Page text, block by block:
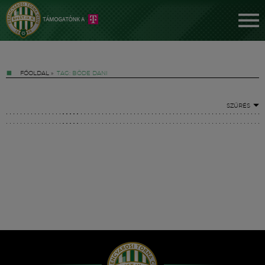
FŐOLDAL » TAG: BÖDE DANI
SZŰRÉS
Hírek